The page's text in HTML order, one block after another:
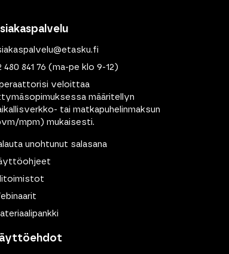
480 841 76 (ma-pe klo 9-12)
veloittaa
määritellyn
tai matkapuhelinmaksun
mpm) mukaisesti.
unohtunut salasana